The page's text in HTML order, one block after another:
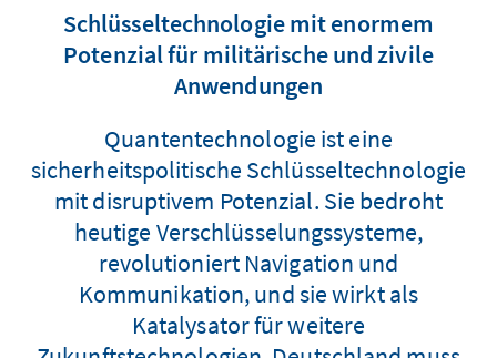
Schlüsseltechnologie mit enormem
Potenzial für militärische und zivile
Anwendungen
Quantentechnologie ist eine
sicherheitspolitische Schlüsseltechnologie
mit disruptivem Potenzial. Sie bedroht
heutige Verschlüsselungssysteme,
revolutioniert Navigation und
Kommunikation, und sie wirkt als
Katalysator für weitere